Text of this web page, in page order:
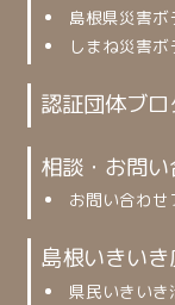
島根県災害ボ
しまね災害
認証団体ブ
相談・お問
お問い合わせ
島根いきい
県民いきいき